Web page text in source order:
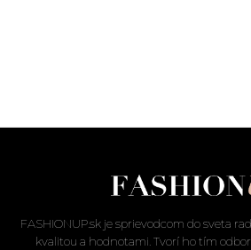
FASHIONUP.sk je sprievodcom do sveta
kvalitou a hodnotami. Tvorí ho tím